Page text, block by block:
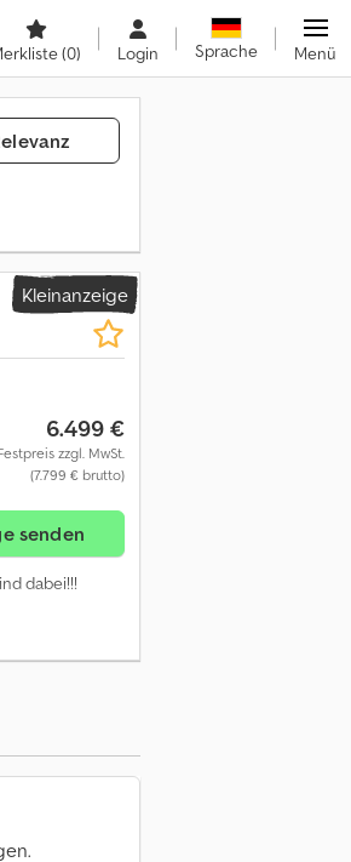
(0) Login Sprache Menü
Kleinanzeige
6.499 €
zzgl. MwSt.
(7.799 € brutto)
senden
dabei!!!